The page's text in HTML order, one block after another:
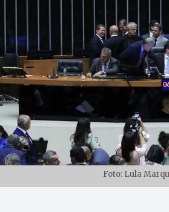
Foto: Lula